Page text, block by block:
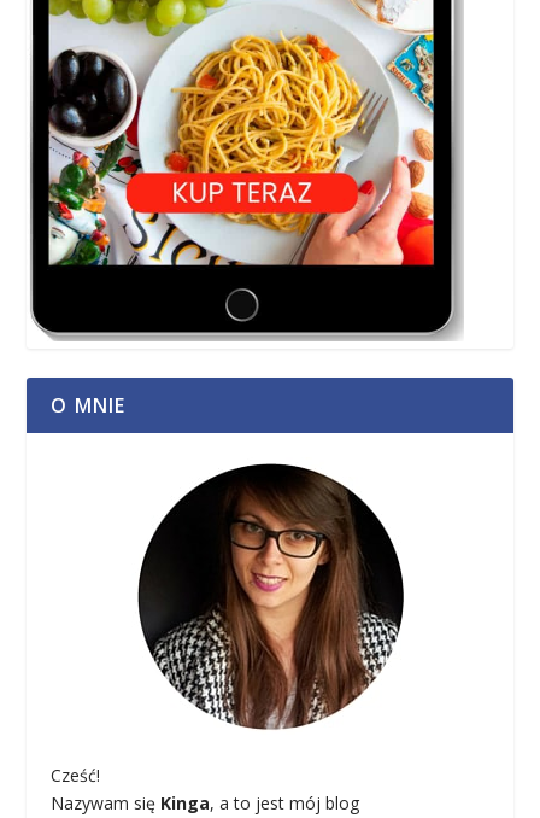
O MNIE
Cześć!
Nazywam się Kinga, a to jest mój blog